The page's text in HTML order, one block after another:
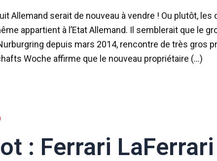
Allemand serait de nouveau à vendre ! Ou plutôt, les
appartient à l’Etat Allemand. Il semblerait que le
depuis mars 2014, rencontre de très gros
Woche affirme que le nouveau propriétaire (…)
: Ferrari